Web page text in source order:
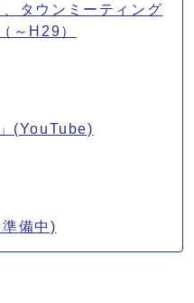
タウンミーティング
～H29）
(YouTube)
備中)